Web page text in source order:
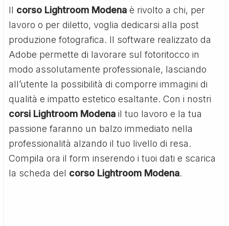
Il corso Lightroom Modena è rivolto a chi, per
lavoro o per diletto, voglia dedicarsi alla post
produzione fotografica. Il software realizzato da
Adobe permette di lavorare sul fotoritocco in
modo assolutamente professionale, lasciando
all’utente la possibilità di comporre immagini di
qualità e impatto estetico esaltante. Con i nostri
corsi Lightroom Modena il tuo lavoro e la tua
passione faranno un balzo immediato nella
professionalità alzando il tuo livello di resa.
Compila ora il form inserendo i tuoi dati e scarica
la scheda del corso Lightroom Modena.